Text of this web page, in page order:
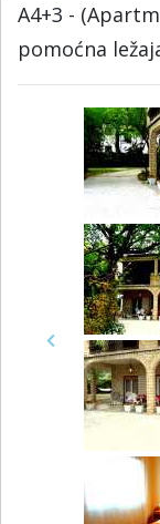
A4+3 -
pomoćna
Previous